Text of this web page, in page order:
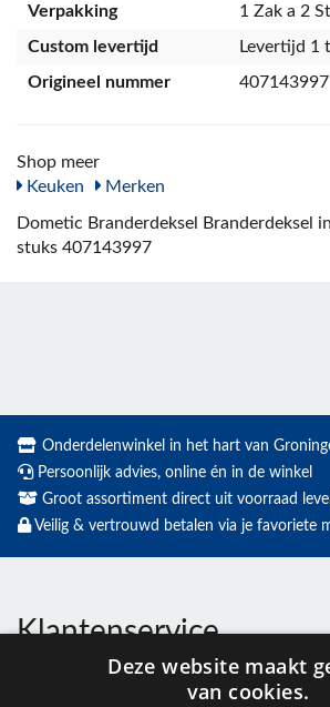
Verpakking
1 Zak a 2
Custom levertijd
Levertijd 1
Origineel nummer
407143997
Shop meer
Keuken
Merken
Dometic Branderdeksel Branderdeksel
stuks 407143997
Onderdelenwinkel in het hart van
Persoonlijk advies, online én in de winkel
Groot assortiment direct uit voorraad
Veilig & vertrouwd betalen via je favoriete
Klantenservice
Deze website maakt
van cookies.